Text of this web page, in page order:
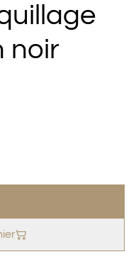
noir